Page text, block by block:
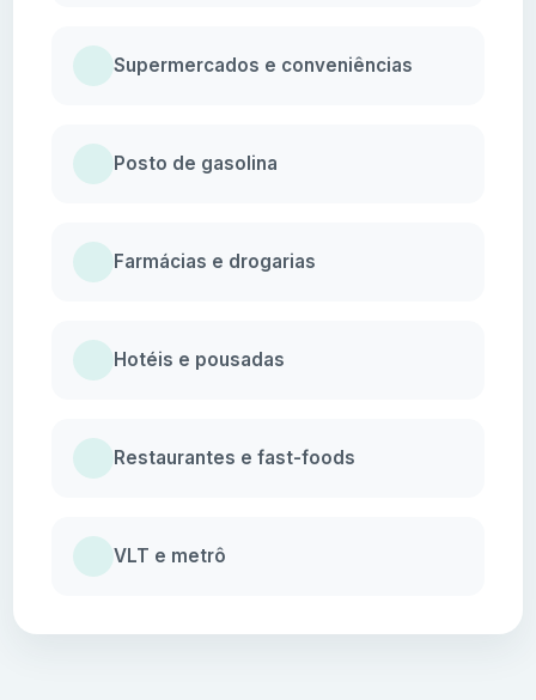
Supermercados e conveniências
Posto de gasolina
Farmácias e drogarias
Hotéis e pousadas
Restaurantes e fast-foods
VLT e metrô